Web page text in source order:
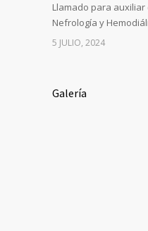
Llamado para
Nefrología y
5 JULIO, 2024
Galería